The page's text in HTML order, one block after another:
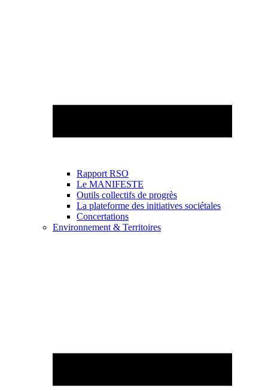
Rapport RSO
Le MANIFESTE
Outils collectifs de progrès
La plateforme des initiatives sociétales
Concertations
Environnement & Territoires